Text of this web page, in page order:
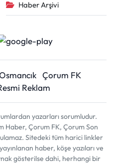
Haber Arşivi
Çorum FK
Reklam
yazarları sorumludur.
Haber, Çorum FK, Çorum Son
Sitedeki tüm harici linkler
haber, köşe yazıları ve
gösterilse dahi, herhangi bir